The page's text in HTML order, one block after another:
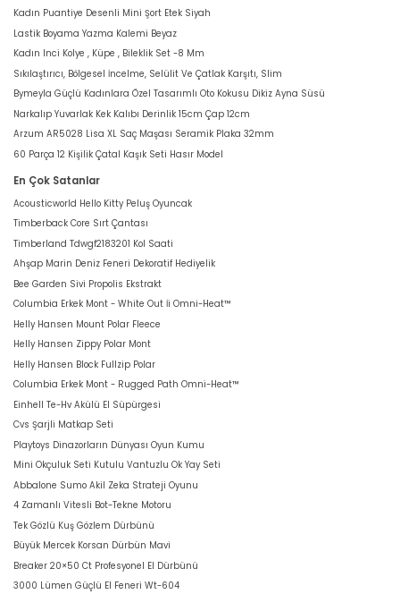
Kadın Puantiye Desenli Mini Şort Etek Siyah
Lastik Boyama Yazma Kalemi Beyaz
Kadın Inci Kolye , Küpe , Bileklik Set -8 Mm
Sıkılaştırıcı, Bölgesel İncelme, Selülit Ve Çatlak Karşıtı, Slim
Bymeyla Güçlü Kadınlara Özel Tasarımlı Oto Kokusu Dikiz Ayna Süsü
Narkalıp Yuvarlak Kek Kalıbı Derinlik 15cm Çap 12cm
Arzum AR5028 Lisa XL Saç Maşası Seramik Plaka 32mm
60 Parça 12 Kişilik Çatal Kaşık Seti Hasır Model
En Çok Satanlar
Acousticworld Hello Kitty Peluş Oyuncak
Timberback Core Sırt Çantası
Timberland Tdwgf2183201 Kol Saati
Ahşap Marin Deniz Feneri Dekoratif Hediyelik
Bee Garden Sivi Propolis Ekstrakt
Columbia Erkek Mont - White Out İi Omni-Heat™
Helly Hansen Mount Polar Fleece
Helly Hansen Zippy Polar Mont
Helly Hansen Block Fullzip Polar
Columbia Erkek Mont - Rugged Path Omni-Heat™
Einhell Te-Hv Akülü El Süpürgesi
Cvs Şarjli Matkap Seti
Playtoys Dinazorların Dünyası Oyun Kumu
Mini Okçuluk Seti Kutulu Vantuzlu Ok Yay Seti
Abbalone Sumo Akil Zeka Strateji Oyunu
4 Zamanlı Vitesli Bot-Tekne Motoru
Tek Gözlü Kuş Gözlem Dürbünü
Büyük Mercek Korsan Dürbün Mavi
Breaker 20×50 Ct Profesyonel El Dürbünü
3000 Lümen Güçlü El Feneri Wt-604